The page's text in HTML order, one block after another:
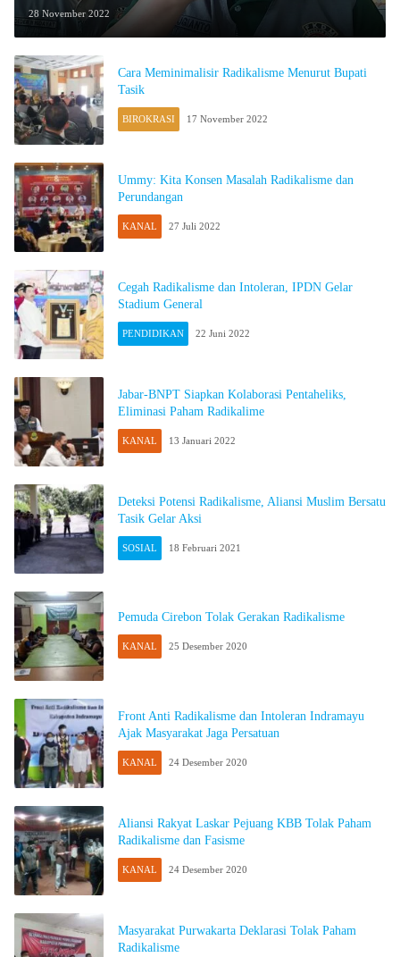
28 November 2022
Cara Meminimalisir Radikalisme Menurut Bupati
Tasik
BIROKRASI 17 November 2022
Ummy: Kita Konsen Masalah Radikalisme dan
Perundangan
KANAL 27 Juli 2022
Cegah Radikalisme dan Intoleran, IPDN Gelar
Stadium General
PENDIDIKAN 22 Juni 2022
Jabar-BNPT Siapkan Kolaborasi Pentaheliks,
Eliminasi Paham Radikalime
KANAL 13 Januari 2022
Deteksi Potensi Radikalisme, Aliansi Muslim Bersatu
Tasik Gelar Aksi
SOSIAL 18 Februari 2021
Pemuda Cirebon Tolak Gerakan Radikalisme
KANAL 25 Desember 2020
Front Anti Radikalisme dan Intoleran Indramayu
Ajak Masyarakat Jaga Persatuan
KANAL 24 Desember 2020
Aliansi Rakyat Laskar Pejuang KBB Tolak Paham
Radikalisme dan Fasisme
KANAL 24 Desember 2020
Masyarakat Purwakarta Deklarasi Tolak Paham
Radikalisme